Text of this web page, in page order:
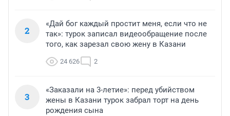
2
«Дай бог каждый простит меня, если что не
так»: турок записал видеообращение после
того, как зарезал свою жену в Казани
24 626 2
3
«Заказали на 3-летие»: перед убийством
жены в Казани турок забрал торт на день
рождения сына